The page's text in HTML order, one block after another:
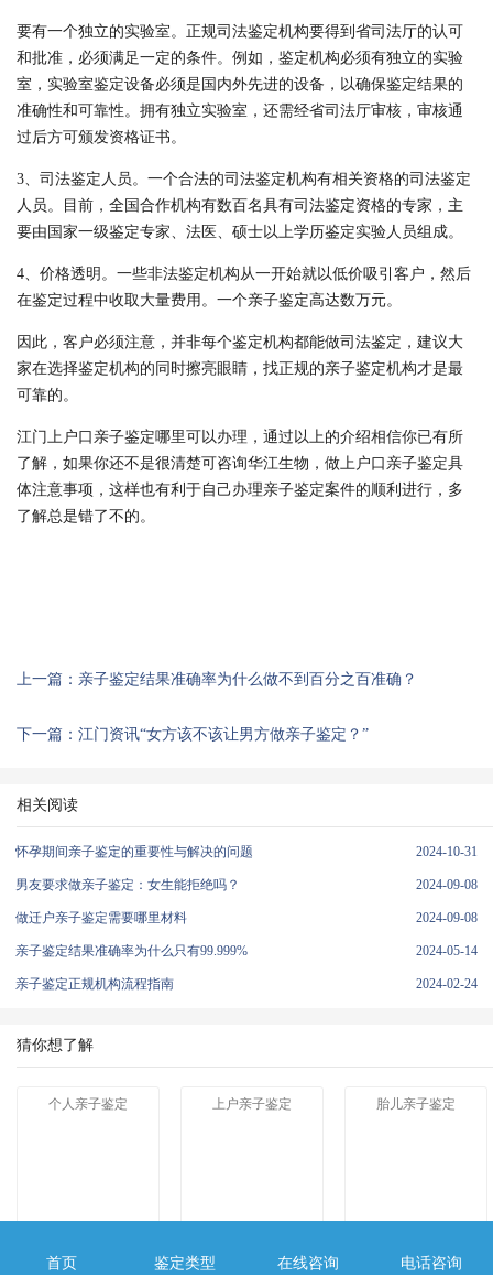
要有一个独立的实验室。正规司法鉴定机构要得到省司法厅的认可
和批准，必须满足一定的条件。例如，鉴定机构必须有独立的实验
室，实验室鉴定设备必须是国内外先进的设备，以确保鉴定结果的
准确性和可靠性。拥有独立实验室，还需经省司法厅审核，审核通
过后方可颁发资格证书。
3、司法鉴定人员。一个合法的司法鉴定机构有相关资格的司法鉴定
人员。目前，全国合作机构有数百名具有司法鉴定资格的专家，主
要由国家一级鉴定专家、法医、硕士以上学历鉴定实验人员组成。
4、价格透明。一些非法鉴定机构从一开始就以低价吸引客户，然后
在鉴定过程中收取大量费用。一个亲子鉴定高达数万元。
因此，客户必须注意，并非每个鉴定机构都能做司法鉴定，建议大
家在选择鉴定机构的同时擦亮眼睛，找正规的亲子鉴定机构才是最
可靠的。
江门上户口亲子鉴定哪里可以办理，通过以上的介绍相信你已有所
了解，如果你还不是很清楚可咨询华江生物，做上户口亲子鉴定具
体注意事项，这样也有利于自己办理亲子鉴定案件的顺利进行，多
了解总是错了不的。
上一篇：亲子鉴定结果准确率为什么做不到百分之百准确？
下一篇：江门资讯“女方该不该让男方做亲子鉴定？”
相关阅读
怀孕期间亲子鉴定的重要性与解决的问题 2024-10-31
男友要求做亲子鉴定：女生能拒绝吗？ 2024-09-08
做迁户亲子鉴定需要哪里材料 2024-09-08
亲子鉴定结果准确率为什么只有99.999% 2024-05-14
亲子鉴定正规机构流程指南 2024-02-24
猜你想了解
个人亲子鉴定 上户亲子鉴定 胎儿亲子鉴定
首页 鉴定类型 在线咨询 电话咨询